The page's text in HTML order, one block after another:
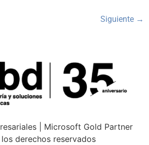
Siguiente →
| Microsoft Gold Partner
derechos reservados